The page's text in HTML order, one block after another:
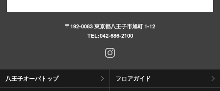
〒192-0083 東京都八王子市旭町 1-12
TEL:042-686-2100
八王子オーパトップ フロアガイド